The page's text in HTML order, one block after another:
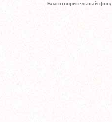
Благотворительный